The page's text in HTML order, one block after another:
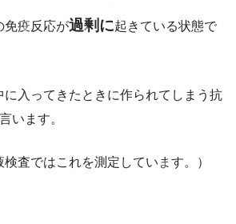
疫反応が過剰に起きている状態で
に入ってきたときに作られてしまう抗
います。
検査ではこれを測定しています。）